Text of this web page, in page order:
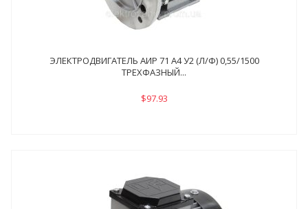
ЭЛЕКТРОДВИГАТЕЛЬ АИР 71 А4 У2 (Л/Ф) 0,55/1500
ТРЕХФАЗНЫЙ...
$97.93